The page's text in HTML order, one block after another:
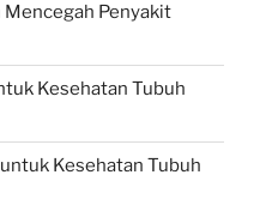
Penyakit
Kesehatan Tubuh
Kesehatan Tubuh